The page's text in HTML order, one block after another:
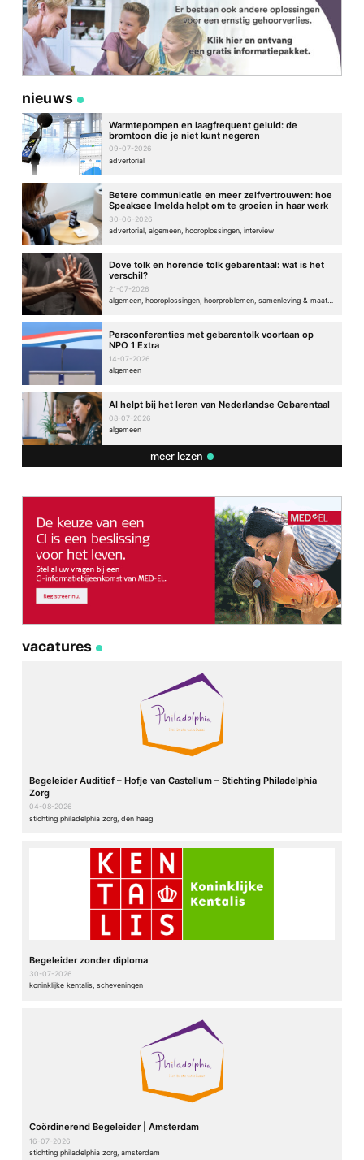
nieuws
Warmtepompen en laagfrequent geluid: de
bromtoon die je niet kunt negeren
09-07-2026
advertorial
Betere communicatie en meer zelfvertrouwen: hoe
Speaksee Imelda helpt om te groeien in haar werk
30-06-2026
advertorial, algemeen, hooroplossingen, interview
Dove tolk en horende tolk gebarentaal: wat is het
verschil?
21-07-2026
Persconferenties met gebarentolk voortaan op
NPO 1 Extra
14-07-2026
algemeen
AI helpt bij het leren van Nederlandse Gebarentaal
08-07-2026
algemeen
meer lezen
vacatures
Begeleider Auditief – Hofje van Castellum – Stichting Philadelphia
Zorg
04-08-2026
stichting philadelphia zorg, den haag
Begeleider zonder diploma
30-07-2026
koninklijke kentalis, scheveningen
Coördinerend Begeleider | Amsterdam
16-07-2026
stichting philadelphia zorg, amsterdam